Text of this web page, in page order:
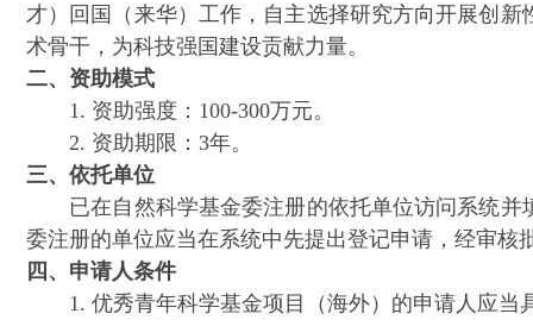
才）回国（来华）工作，自主选择研究方向开展创
术骨干，为科技强国建设贡献力量。
二、资助模式
1. 资助强度：100-300万元。
2. 资助期限：3年。
三、依托单位
已在自然科学基金委注册的依托单位访问系统并
委注册的单位应当在系统中先提出登记申请，经审
四、申请人条件
1. 优秀青年科学基金项目（海外）的申请人应当